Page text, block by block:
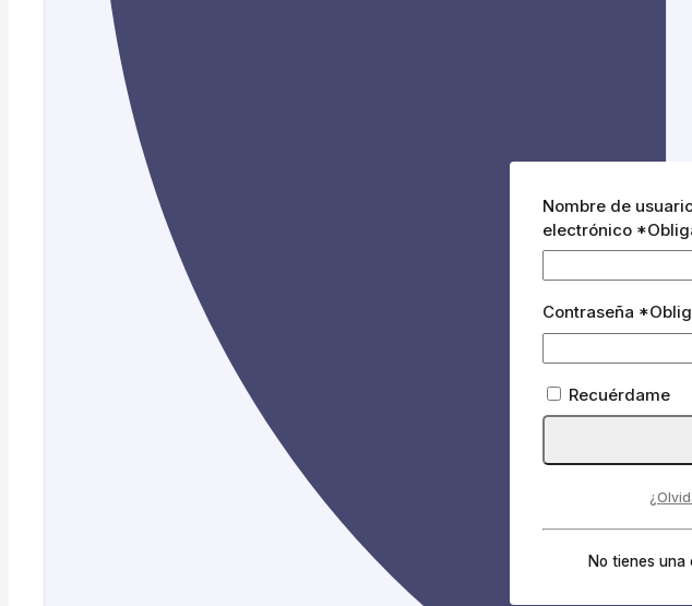
Nombre de
electrónico *
Contraseña *
Recuérdame
No tienes